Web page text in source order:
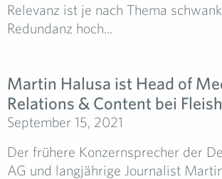
Relevanz ist je nach Thema
Redundanz hoch...
Martin Halusa ist Head of
Relations & Content bei
September 15, 2021
Der frühere Konzernsprecher der
AG und langjährige Journalist